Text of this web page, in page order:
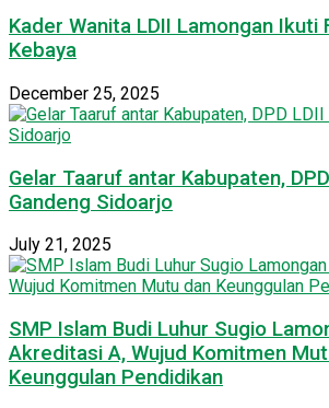
Kader Wanita LDII Lamongan Ikuti
Kebaya
December 25, 2025
Gelar Taaruf antar Kabupaten,
Gandeng Sidoarjo
July 21, 2025
SMP Islam Budi Luhur Sugio
Akreditasi A, Wujud Komitmen
Keunggulan Pendidikan